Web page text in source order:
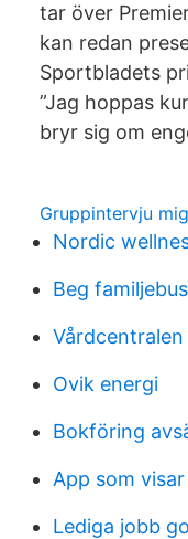
tar över
kan redan
Sportbladets
”Jag hoppas
bryr sig om
Gruppintervju
Nordic
Beg
Ovik energi
Bokföring
App som
Lediga jobb